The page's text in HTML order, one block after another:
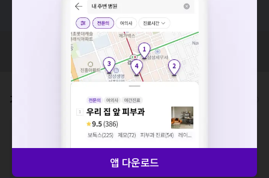
혹은, 의료상담 서비스에 다양한 게시글 보러가기
혹시 잘못된 병원정보가 있나요?
모두닥 팀에 알려주세요!
가격표
비급여 항목의 경우,추가비용 등으로 실제 가격과 상이할 수 있으니, 정확
한 가격은 해당 의료기관에 직접 문의해주세요.
※급여 항목의 경우,건강보험심사평가원에 고지되어 있는 급여 진료 기준 가
격입니다. (진료와 연관된 복합적인 비용이 추가되어, 병원마다 금액이 다르게
산정될 수 있는 점 참고 바랍니다.)
요청하신 작업을 처리하지 못했습니다.
네트워크 또는 서버의 일시적인 오류로, 잠시 후 다시 시도해주
세요. 지속적으로 문제가 발생할 경우 모두닥 채널톡으로 문의
앱 다운로드